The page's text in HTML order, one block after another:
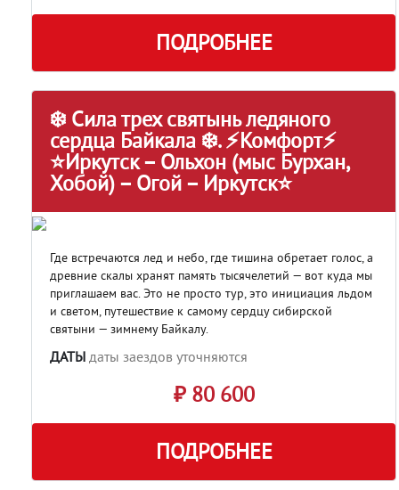
ПОДРОБНЕЕ
❄️ Сила трех святынь ледяного
сердца Байкала ❄️. ⚡Комфорт⚡
⭐Иркутск – Ольхон (мыс Бурхан,
Хобой) – Огой – Иркутск⭐
Где встречаются лед и небо, где тишина обретает голос, а
древние скалы хранят память тысячелетий — вот куда мы
приглашаем вас. Это не просто тур, это инициация льдом
и светом, путешествие к самому сердцу сибирской
святыни — зимнему Байкалу.
ДАТЫ даты заездов уточняются
₽ 80 600
ПОДРОБНЕЕ